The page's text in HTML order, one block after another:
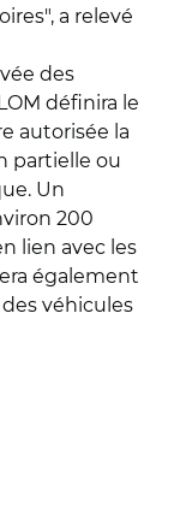
a relevé
des
définira le
autorisée la
partielle ou
Un
200
lien avec les
également
véhicules